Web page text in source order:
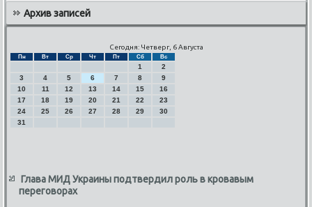
Архив записей
Сегодня: Четверг, 6 Августа
Пн Вт Ср Чт Пт Сб Вс
1
2
3
4 5 6 7 8
9
10
11 12 13 14 15
16
17
18 19 20 21 22
23
24
25 26 27 28 29
30
31
Глава МИД Украины подтвердил роль в кровавым
переговорах